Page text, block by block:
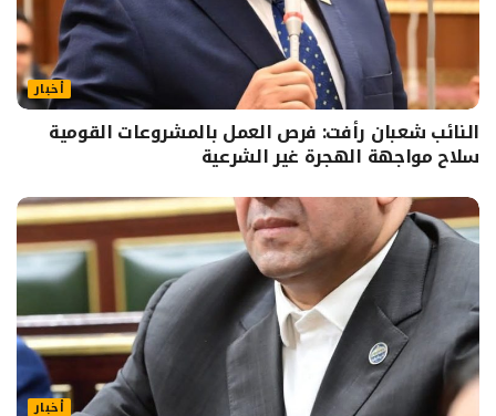
أخبار
النائب شعبان رأفت: فرص العمل بالمشروعات القومية
سلاح مواجهة الهجرة غير الشرعية
أخبار